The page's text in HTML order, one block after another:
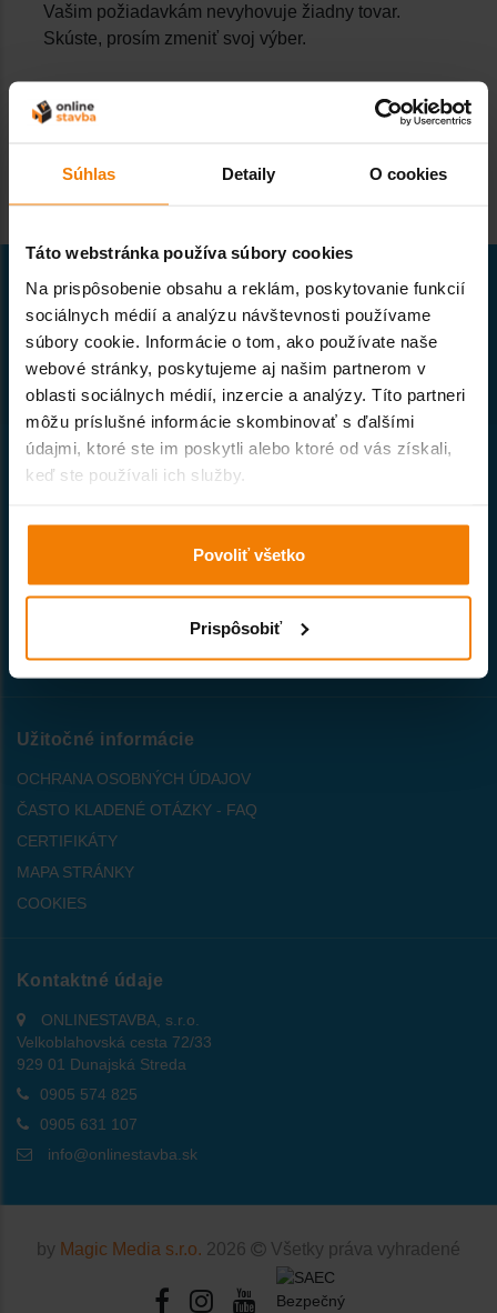
Súhlas Detaily O cookies
Táto webstránka používa súbory cookies
Na prispôsobenie obsahu a reklám, poskytovanie funkcií
sociálnych médií a analýzu návštevnosti používame
súbory cookie. Informácie o tom, ako používate naše
webové stránky, poskytujeme aj našim partnerom v
oblasti sociálnych médií, inzercie a analýzy. Títo partneri
môžu príslušné informácie skombinovať s ďalšími
údajmi, ktoré ste im poskytli alebo ktoré od vás získali,
keď ste používali ich služby.
Povoliť všetko
Prispôsobiť
Vašim požiadavkám nevyhovuje žiadny tovar.
Skúste, prosím zmeniť svoj výber.
Naša spoločnosť patrí k prvým
priekopníkom internetového obchodu
so stavebným materiálom na Slovensku.
Všetko o nákupe
INDIVIDUÁLNA CENA
PREČO U NÁS NAKUPOVAŤ ?
Užitočné informácie
OCHRANA OSOBNÝCH ÚDAJOV
ČASTO KLADENÉ OTÁZKY - FAQ
CERTIFIKÁTY
MAPA STRÁNKY
COOKIES
Kontaktné údaje
ONLINESTAVBA, s.r.o.
Velkoblahovská cesta 72/33
929 01 Dunajská Streda
0905 574 825
0905 631 107
info@onlinestavba.sk
by Magic Media s.r.o. 2026 Všetky práva vyhradené